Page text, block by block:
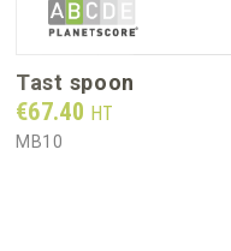
tast spoon
Prix
€67.40 HT
MB10